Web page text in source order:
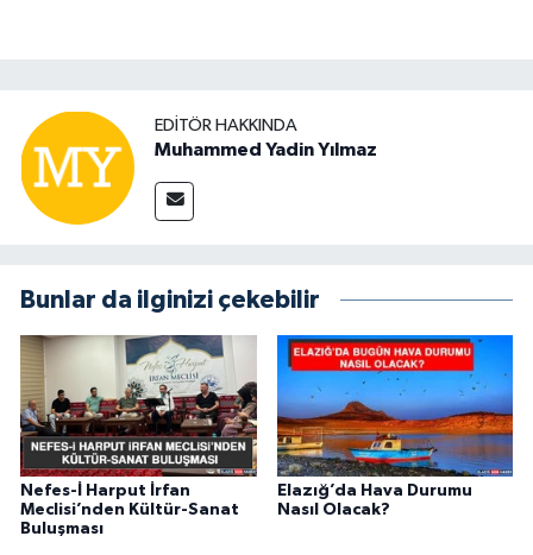
EDITÖR HAKKINDA
Muhammed Yadin Yılmaz
Bunlar da ilginizi çekebilir
Nefes-İ Harput İrfan
Meclisi’nden Kültür-Sanat
Buluşması
Elazığ’da Hava Durumu
Nasıl Olacak?